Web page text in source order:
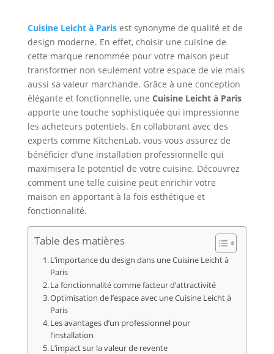
Cuisine Leicht à Parisest synonyme de qualité et de
design moderne. En effet, choisir une cuisine de
cette marque renommée pour votre maison peut
transformer non seulement votre espace de vie mais
aussi sa valeur marchande. Grâce à une conception
élégante et fonctionnelle, une Cuisine Leicht à Paris
apporte une touche sophistiquée qui impressionne
les acheteurs potentiels. En collaborant avec des
experts comme KitchenLab, vous vous assurez de
bénéficier d’une installation professionnelle qui
maximisera le potentiel de votre cuisine. Découvrez
comment une telle cuisine peut enrichir votre
maison en apportant à la fois esthétique et
fonctionnalité.
Table des matières
L’importance du design dans une Cuisine Leicht à
Paris
La fonctionnalité comme facteur d’attractivité
Optimisation de l’espace avec une Cuisine Leicht à
Paris
Les avantages d’un professionnel pour
l’installation
L’impact sur la valeur de revente